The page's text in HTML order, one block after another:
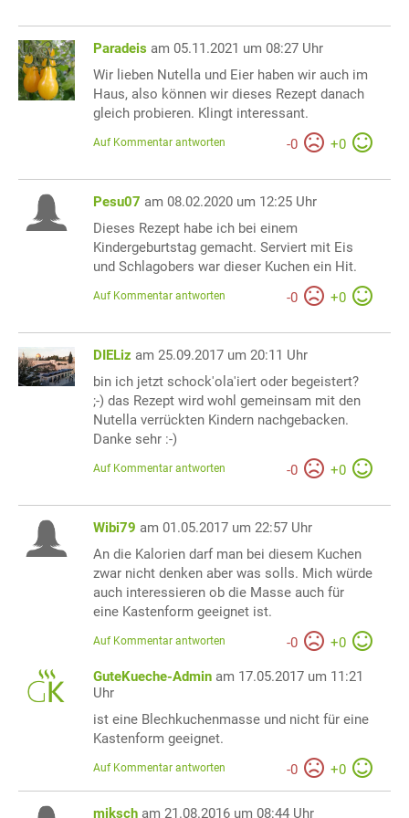
Paradeis am 05.11.2021 um 08:27 Uhr
Wir lieben Nutella und Eier haben wir auch im
Haus, also können wir dieses Rezept danach
gleich probieren. Klingt interessant.
-0 +0
Auf Kommentar antworten
Pesu07 am 08.02.2020 um 12:25 Uhr
Dieses Rezept habe ich bei einem
Kindergeburtstag gemacht. Serviert mit Eis
und Schlagobers war dieser Kuchen ein Hit.
-0 +0
Auf Kommentar antworten
DIELiz am 25.09.2017 um 20:11 Uhr
bin ich jetzt schock'ola'iert oder begeistert?
;-) das Rezept wird wohl gemeinsam mit den
Nutella verrückten Kindern nachgebacken.
Danke sehr :-)
-0 +0
Auf Kommentar antworten
Wibi79 am 01.05.2017 um 22:57 Uhr
An die Kalorien darf man bei diesem Kuchen
zwar nicht denken aber was solls. Mich würde
auch interessieren ob die Masse auch für
eine Kastenform geeignet ist.
-0 +0
Auf Kommentar antworten
GuteKueche-Admin am 17.05.2017 um 11:21
Uhr
ist eine Blechkuchenmasse und nicht für eine
Kastenform geeignet.
-0 +0
Auf Kommentar antworten
miksch am 21.08.2016 um 08:44 Uhr